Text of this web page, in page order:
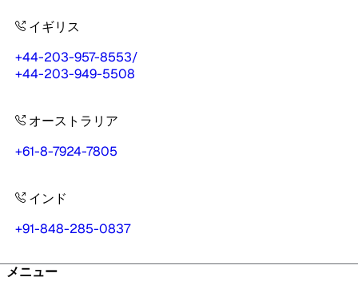
イギリス
+44-203-957-8553/
+44-203-949-5508
オーストラリア
+61-8-7924-7805
インド
+91-848-285-0837
メニュー